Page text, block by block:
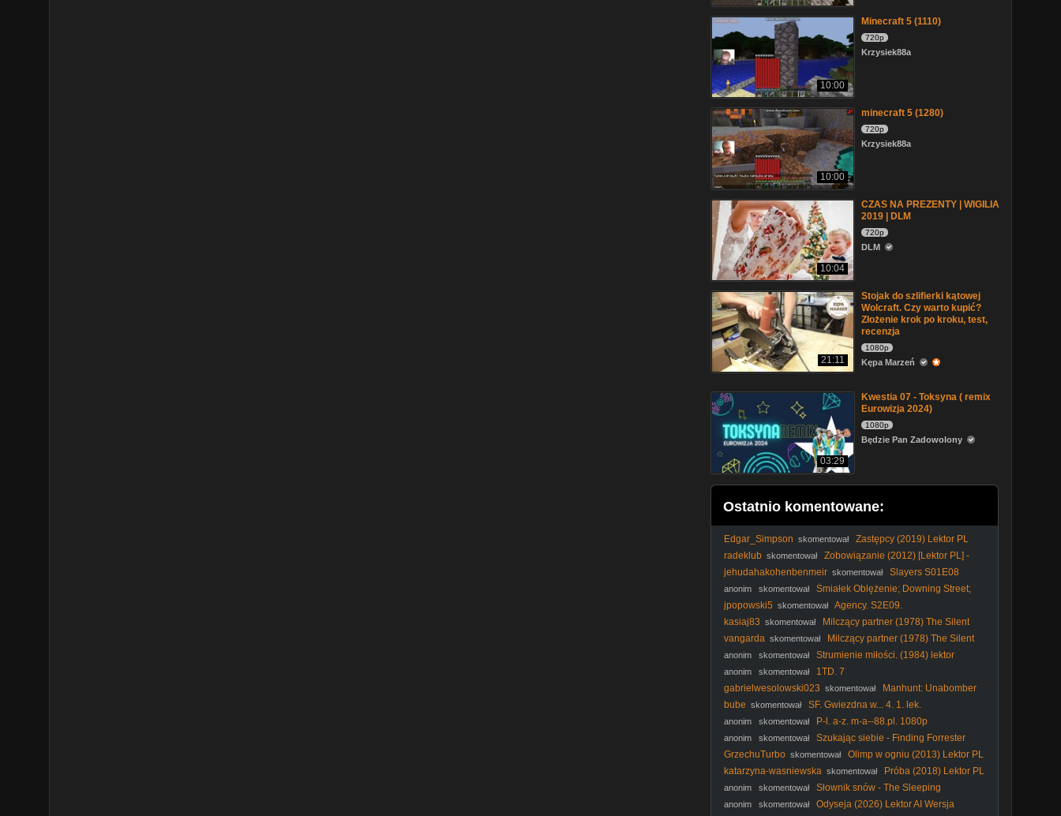
10:00
Minecraft 5 (1110)
720p
Krzysiek88a
10:00
minecraft 5 (1280)
720p
Krzysiek88a
10:04
CZAS NA PREZENTY | WIGILIA
2019 | DLM
720p
DLM
21:11
Stojak do szlifierki kątowej
Wolcraft. Czy warto kupić?
Złożenie krok po kroku, test,
recenzja
1080p
Kępa Marzeń
03:29
Kwestia 07 - Toksyna ( remix
Eurowizja 2024)
1080p
Będzie Pan Zadowolony
Ostatnio komentowane:
Edgar_Simpson skomentował
Zastępcy (2019) Lektor PL
radeklub skomentował
Zobowiązanie (2012) [Lektor PL] -
The Liability
jehudahakohenbenmeir skomentował
Slayers S01E08
Lektor PL
anonim skomentował
Śmiałek Oblężenie; Downing Street;
(He Who Dares; Downing Street Siege, 2014)
jpopowski5 skomentował Agency. S2E09.
kasiaj83 skomentował
Milczący partner (1978) The Silent
Partner [720p]
vangarda skomentował
Milczący partner (1978) The Silent
Partner [720p]
anonim skomentował Strumienie miłości. (1984) lektor
anonim skomentował
1TD. 7
gabrielwesolowski023 skomentował
Manhunt: Unabomber
Odcinek 1
bube skomentował SF. Gwiezdna w... 4. 1. lek.
anonim skomentował P-l. a-z. m-a--88.pl. 1080p
anonim skomentował
Szukając siebie - Finding Forrester
(Dramat obyczajowy, 2000) lektor
GrzechuTurbo skomentował
Olimp w ogniu (2013) Lektor PL
katarzyna-wasniewska skomentował Próba (2018) Lektor PL
anonim skomentował
Słownik snów - The Sleeping
Dictionary (2003) Lektor
anonim skomentował
Odyseja (2026) Lektor AI Wersja